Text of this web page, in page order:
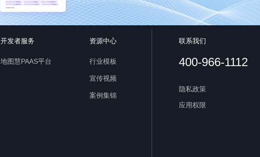
开发者服务
地图慧PAAS平台
资源中心
行业模板
宣传视频
案例集锦
联系我们
400-966-1112
隐私政策
应用权限